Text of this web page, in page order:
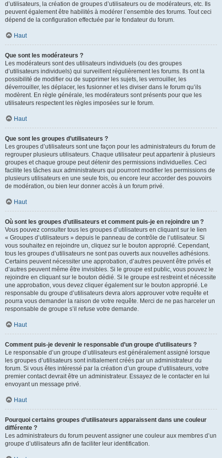
d’utilisateurs, la création de groupes d’utilisateurs ou de modérateurs, etc. Ils
peuvent également être habilités à modérer l’ensemble des forums. Tout ceci
dépend de la configuration effectuée par le fondateur du forum.
Haut
Que sont les modérateurs ?
Les modérateurs sont des utilisateurs individuels (ou des groupes
d’utilisateurs individuels) qui surveillent régulièrement les forums. Ils ont la
possibilité de modifier ou de supprimer les sujets, les verrouiller, les
déverrouiller, les déplacer, les fusionner et les diviser dans le forum qu’ils
modèrent. En règle générale, les modérateurs sont présents pour que les
utilisateurs respectent les règles imposées sur le forum.
Haut
Que sont les groupes d’utilisateurs ?
Les groupes d’utilisateurs sont une façon pour les administrateurs du forum de
regrouper plusieurs utilisateurs. Chaque utilisateur peut appartenir à plusieurs
groupes et chaque groupe peut détenir des permissions individuelles. Ceci
facilite les tâches aux administrateurs qui pourront modifier les permissions de
plusieurs utilisateurs en une seule fois, ou encore leur accorder des pouvoirs
de modération, ou bien leur donner accès à un forum privé.
Haut
Où sont les groupes d’utilisateurs et comment puis-je en rejoindre un ?
Vous pouvez consulter tous les groupes d’utilisateurs en cliquant sur le lien
« Groupes d’utilisateurs » depuis le panneau de contrôle de l’utilisateur. Si
vous souhaitez en rejoindre un, cliquez sur le bouton approprié. Cependant,
tous les groupes d’utilisateurs ne sont pas ouverts aux nouvelles adhésions.
Certains peuvent nécessiter une approbation, d’autres peuvent être privés et
d’autres peuvent même être invisibles. Si le groupe est public, vous pouvez le
rejoindre en cliquant sur le bouton dédié. Si le groupe est restreint et nécessite
une approbation, vous devez cliquer également sur le bouton approprié. Le
responsable du groupe d’utilisateurs devra alors approuver votre requête et
pourra vous demander la raison de votre requête. Merci de ne pas harceler un
responsable de groupe s’il refuse votre demande.
Haut
Comment puis-je devenir le responsable d’un groupe d’utilisateurs ?
Le responsable d’un groupe d’utilisateurs est généralement assigné lorsque
les groupes d’utilisateurs sont initialement créés par un administrateur du
forum. Si vous êtes intéressé par la création d’un groupe d’utilisateurs, votre
premier contact devrait être un administrateur. Essayez de le contacter en lui
envoyant un message privé.
Haut
Pourquoi certains groupes d’utilisateurs apparaissent dans une couleur
différente ?
Les administrateurs du forum peuvent assigner une couleur aux membres d’un
groupe d’utilisateurs afin de faciliter leur identification.